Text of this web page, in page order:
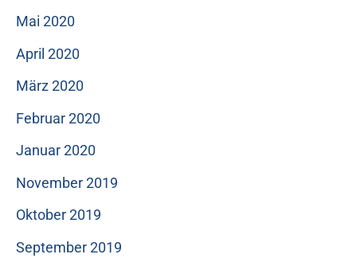
Mai 2020
April 2020
März 2020
Februar 2020
Januar 2020
November 2019
Oktober 2019
September 2019